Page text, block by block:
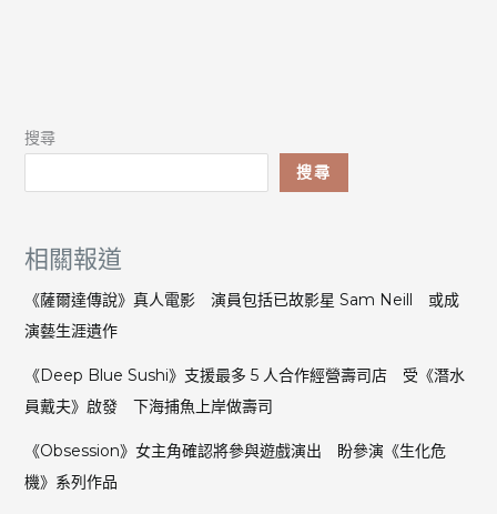
搜尋
搜尋
相關報道
《薩爾達傳說》真人電影 演員包括已故影星 Sam Neill 或成
演藝生涯遺作
《Deep Blue Sushi》支援最多 5 人合作經營壽司店 受《潛水
員戴夫》啟發 下海捕魚上岸做壽司
《Obsession》女主角確認將參與遊戲演出 盼參演《生化危
機》系列作品